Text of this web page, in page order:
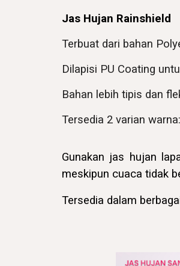
Jas Hujan Rainshield
Terbuat dari bahan
Dilapisi PU Coating
Bahan lebih tipis dan
Tersedia 2 varian
Gunakan jas hujan
meskipun cuaca tidak
Tersedia dalam